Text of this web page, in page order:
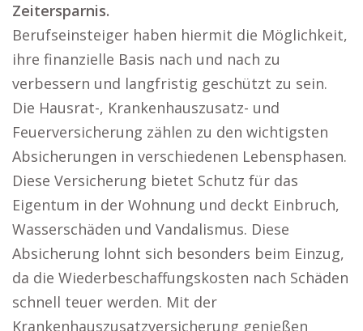
Zeitersparnis.
Berufseinsteiger haben hiermit die Möglichkeit,
ihre finanzielle Basis nach und nach zu
verbessern und langfristig geschützt zu sein.
Die Hausrat-, Krankenhauszusatz- und
Feuerversicherung zählen zu den wichtigsten
Absicherungen in verschiedenen Lebensphasen.
Diese Versicherung bietet Schutz für das
Eigentum in der Wohnung und deckt Einbruch,
Wasserschäden und Vandalismus. Diese
Absicherung lohnt sich besonders beim Einzug,
da die Wiederbeschaffungskosten nach Schäden
schnell teuer werden. Mit der
Krankenhauszusatzversicherung genießen